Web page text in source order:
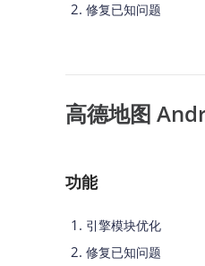
修复已知问题
高德地图
功能
引擎模块优化
修复已知问题